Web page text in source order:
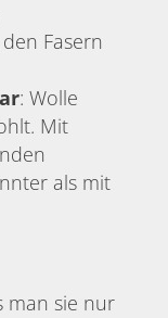
Fasern
: Wolle
Mit
als mit
man sie nur